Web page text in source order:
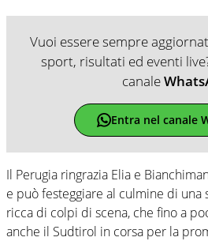
Vuoi essere sempre
sport, risultati ed eventi
canale
Entra nel canale
Il Perugia ringrazia Elia e
e può festeggiare al culmine di una
ricca di colpi di scena, che fino a
anche il Sudtirol in corsa per la